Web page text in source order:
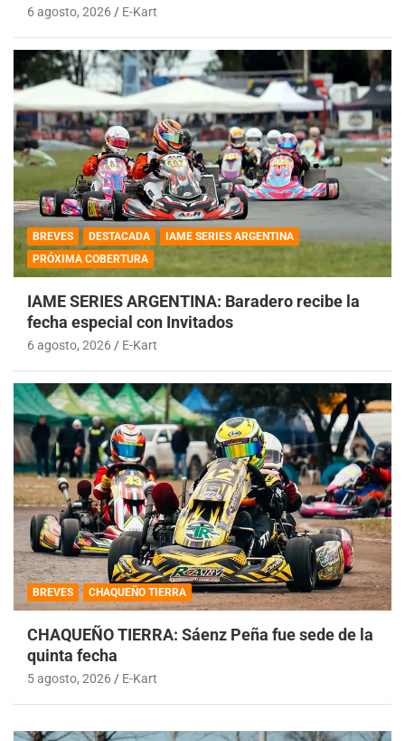
6 agosto, 2026 E-Kart
BREVES DESTACADA
IAME SERIES ARGENTINA
PRÓXIMA COBERTURA
IAME SERIES ARGENTINA: Baradero recibe la
fecha especial con Invitados
6 agosto, 2026 E-Kart
BREVES CHAQUEÑO TIERRA
CHAQUEÑO TIERRA: Sáenz Peña fue sede de la
quinta fecha
5 agosto, 2026 E-Kart